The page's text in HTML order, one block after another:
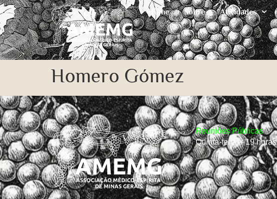
Home Sobre Atividades
Homero Gómez
Reuniões Públicas
Quinta-feira – 19 horas